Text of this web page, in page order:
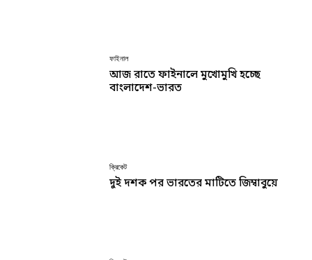
ফাইনাল
আজ রাতে ফাইনালে মুখোমুখি হচ্ছে
বাংলাদেশ-ভারত
ক্রিকেট
দুই দশক পর ভারতের মাটিতে জিম্বাবুয়ে